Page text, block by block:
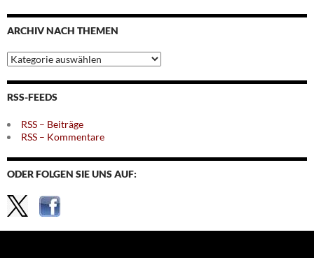
nach
Monaten
ARCHIV NACH THEMEN
Archiv
nach
Themen
RSS-FEEDS
RSS – Beiträge
RSS – Kommentare
ODER FOLGEN SIE UNS AUF: